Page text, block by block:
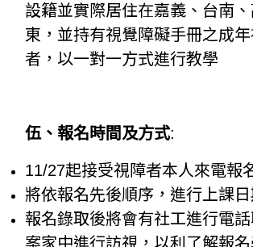
設籍並實際居住在嘉義、台南
東，並持有視覺障礙手冊之成
者，以一對一方式進行教學
伍、報名時間及方式:
11/27起接受視障者本人來電報
將依報名先後順序，進行上課
報名錄取後將會有社工進行電
案家中進行訪視，以利了解報名